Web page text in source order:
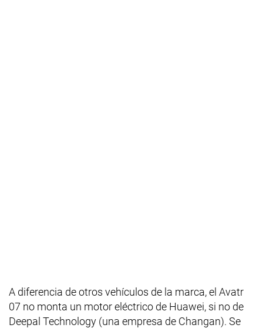
A diferencia de otros vehículos de la marca, el Avatr
07 no monta un motor eléctrico de Huawei, si no de
Deepal Technology (una empresa de Changan). Se